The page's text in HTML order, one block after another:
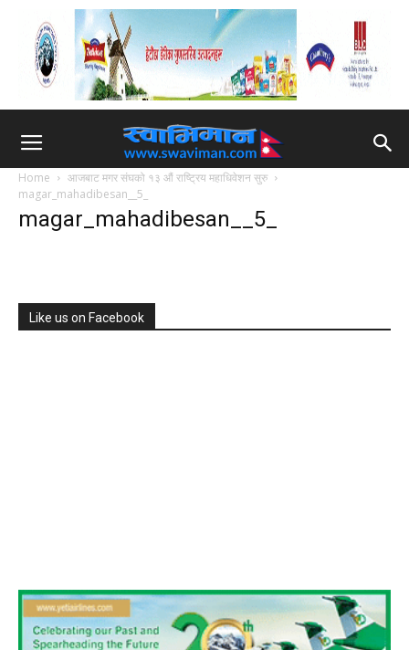
Home
आजबाट मगर संघको १३ औं राष्ट्रिय महाधिवेशन सुरु
magar_mahadibesan__5_
magar_mahadibesan__5_
Like us on Facebook